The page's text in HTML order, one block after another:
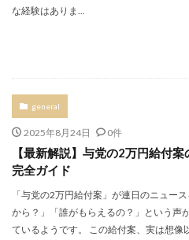
な経験はありま...
general
2025年8月24日 0件
【最新解説】与党の2万円給付
完全ガイド
「与党の2万円給付案」が連日のニュー
から？」「誰がもらえるの？」という声
ているようです。 この給付案、実は想像